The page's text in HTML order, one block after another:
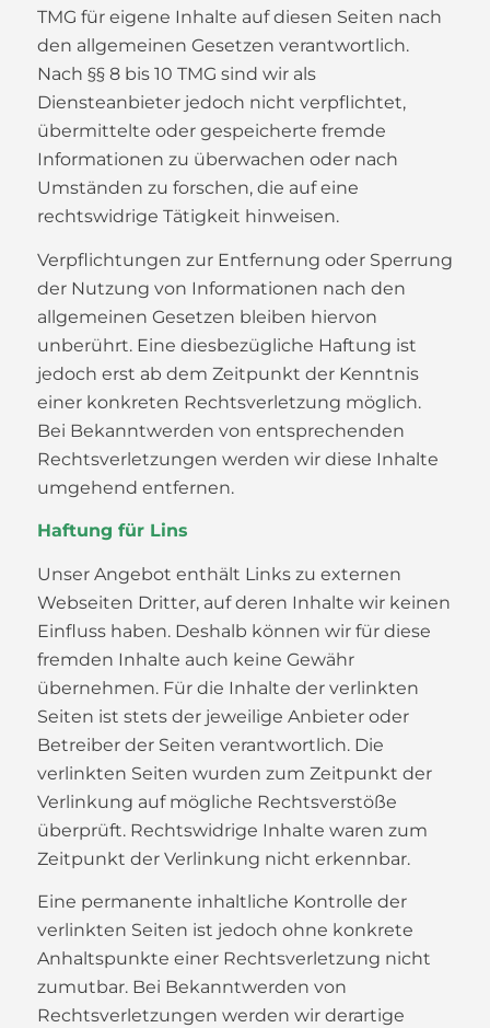
TMG für eigene Inhalte auf diesen Seiten nach
den allgemeinen Gesetzen verantwortlich.
Nach §§ 8 bis 10 TMG sind wir als
Diensteanbieter jedoch nicht verpflichtet,
übermittelte oder gespeicherte fremde
Informationen zu überwachen oder nach
Umständen zu forschen, die auf eine
rechtswidrige Tätigkeit hinweisen.
Verpflichtungen zur Entfernung oder Sperrung
der Nutzung von Informationen nach den
allgemeinen Gesetzen bleiben hiervon
unberührt. Eine diesbezügliche Haftung ist
jedoch erst ab dem Zeitpunkt der Kenntnis
einer konkreten Rechtsverletzung möglich.
Bei Bekanntwerden von entsprechenden
Rechtsverletzungen werden wir diese Inhalte
umgehend entfernen.
Haftung für Lins
Unser Angebot enthält Links zu externen
Webseiten Dritter, auf deren Inhalte wir keinen
Einfluss haben. Deshalb können wir für diese
fremden Inhalte auch keine Gewähr
übernehmen. Für die Inhalte der verlinkten
Seiten ist stets der jeweilige Anbieter oder
Betreiber der Seiten verantwortlich. Die
verlinkten Seiten wurden zum Zeitpunkt der
Verlinkung auf mögliche Rechtsverstöße
überprüft. Rechtswidrige Inhalte waren zum
Zeitpunkt der Verlinkung nicht erkennbar.
Eine permanente inhaltliche Kontrolle der
verlinkten Seiten ist jedoch ohne konkrete
Anhaltspunkte einer Rechtsverletzung nicht
zumutbar. Bei Bekanntwerden von
Rechtsverletzungen werden wir derartige